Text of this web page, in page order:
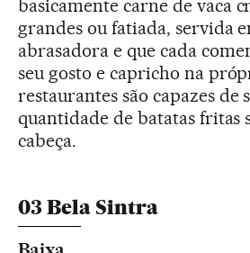
basicamente carne de vaca
grandes ou fatiada, servida
abrasadora e que cada
seu gosto e capricho na
restaurantes são capazes de
quantidade de batatas fritas
cabeça.
03 Bela Sintra